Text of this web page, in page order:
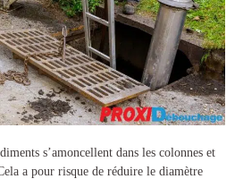
s’amoncellent dans les colonnes et
a pour risque de réduire le diamètre